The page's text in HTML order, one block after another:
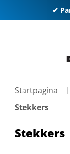
✔
Startpagina
Stekkers
Stekkers